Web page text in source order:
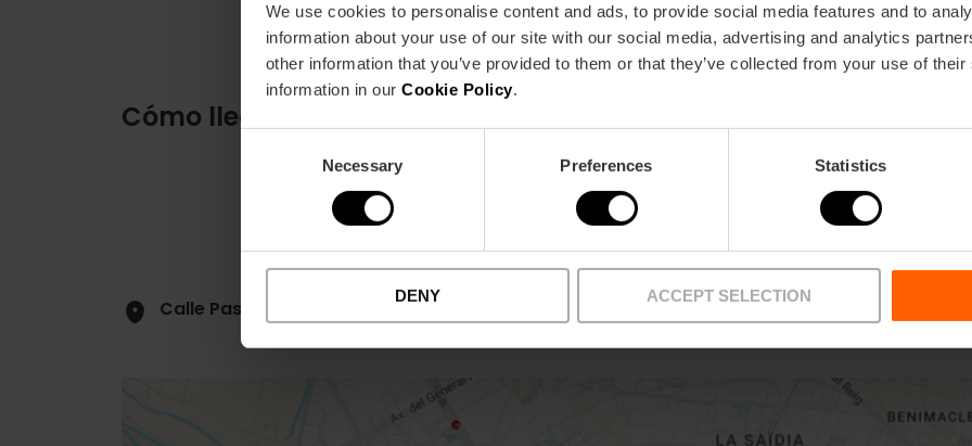
We use cookies to personalise content and ads, to provide social media features and to
information about your use of our site with our social media, advertising and analytics
other information that you’ve provided to them or that they’ve collected from your use of
information in our Cookie Policy.
Necessary Preferences Statistics
DENY ACCEPT SELECTION
Cómo llegar
Calle Pascual y Genis, 19